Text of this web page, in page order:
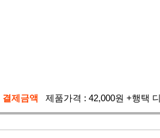
결제금액 제품가격 : 42,000원 +행택